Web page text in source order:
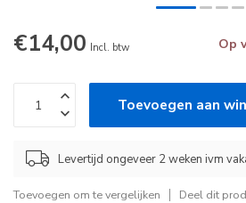
€14,00 Incl. btw Op
Toevoegen aan
Levertijd ongeveer 2 weken ivm
Toevoegen om te vergelijken Deel dit